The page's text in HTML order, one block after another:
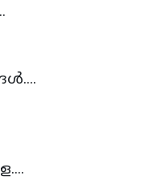
തന്‍
എന്‍
എന്‍
പൂശട്ടെ
ശയിക്കും